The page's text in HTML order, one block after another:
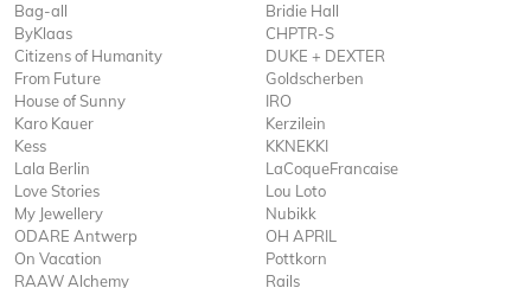
Bag-all
Bridie Hall
ByKlaas
CHPTR-S
Citizens of Humanity
DUKE + DEXTER
From Future
Goldscherben
House of Sunny
IRO
Karo Kauer
Kerzilein
Kess
KKNEKKI
Lala Berlin
LaCoqueFrancaise
Love Stories
Lou Loto
My Jewellery
Nubikk
ODARE Antwerp
OH APRIL
On Vacation
Pottkorn
RAAW Alchemy
Rails